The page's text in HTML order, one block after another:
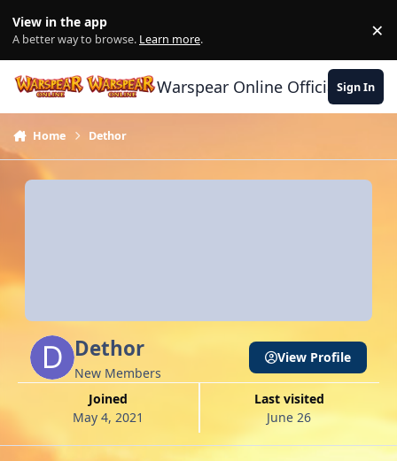
View in the app
A better way to browse. Learn more. ×
Warspear Online Official Forum
Sign In
Home Dethor
Dethor
New Members
Joined
May 4, 2021
Last visited
June 26
View Profile